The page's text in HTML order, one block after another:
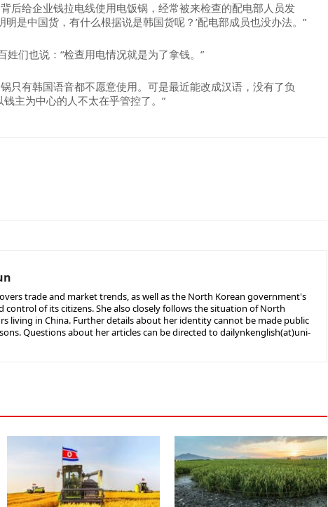
后给企业钱拉电线使用电饭锅，经常被来检查的配电部人员发
明是中国货，有什么根据说是韩国货呢？’配电部成员也没办法。”
们也说：“检查用电情况就是为了拿钱。”
只有韩国语音都不愿意使用。可是最近能改成汉语，没有了负
主为中心的人不太在乎管控了。”
trade and market trends, as well as the North Korean government's
control of its citizens. She also closely follows the situation of North
living in China. Further details about her identity cannot be made public
Questions about her articles can be directed to dailynkenglish(at)uni-